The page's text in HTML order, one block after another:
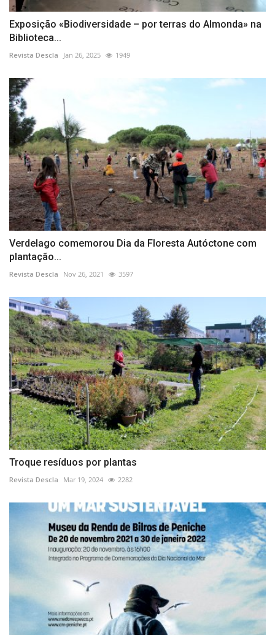
Exposição «Biodiversidade – por terras do Almonda» na
Biblioteca...
Revista Descla Jan 26, 2025 1949
Verdelago comemorou Dia da Floresta Autóctone com
plantação...
Revista Descla Nov 26, 2021 3597
Troque resíduos por plantas
Revista Descla Mar 19, 2024 2282